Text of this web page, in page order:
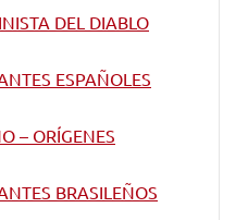
DEL DIABLO
ESPAÑOLES
– ORÍGENES
BRASILEÑOS